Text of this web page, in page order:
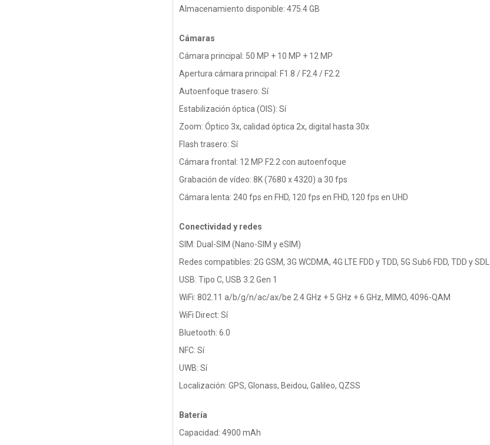
Almacenamiento disponible: 475.4 GB
Cámaras
Cámara principal: 50 MP + 10 MP + 12 MP
Apertura cámara principal: F1.8 / F2.4 / F2.2
Autoenfoque trasero: Sí
Estabilización óptica (OIS): Sí
Zoom: Óptico 3x, calidad óptica 2x, digital hasta 30x
Flash trasero: Sí
Cámara frontal: 12 MP F2.2 con autoenfoque
Grabación de vídeo: 8K (7680 x 4320) a 30 fps
Cámara lenta: 240 fps en FHD, 120 fps en FHD, 120 fps en UHD
Conectividad y redes
SIM: Dual-SIM (Nano-SIM y eSIM)
Redes compatibles: 2G GSM, 3G WCDMA, 4G LTE FDD y TDD, 5G Sub6 FDD, TDD y SDL
USB: Tipo C, USB 3.2 Gen 1
WiFi: 802.11 a/b/g/n/ac/ax/be 2.4 GHz + 5 GHz + 6 GHz, MIMO, 4096-QAM
WiFi Direct: Sí
Bluetooth: 6.0
NFC: Sí
UWB: Sí
Localización: GPS, Glonass, Beidou, Galileo, QZSS
Batería
Capacidad: 4900 mAh